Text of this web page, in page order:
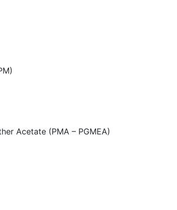
Acetate (PMA – PGMEA)